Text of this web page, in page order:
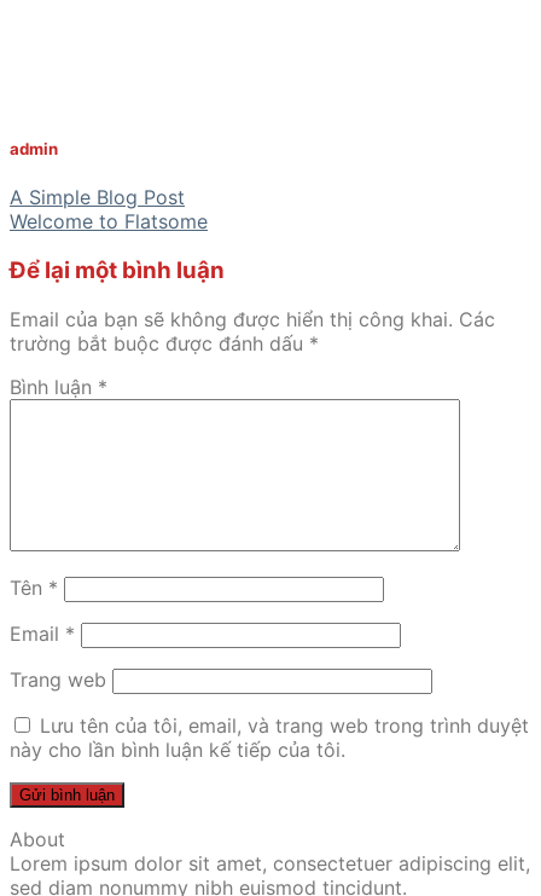
admin
A Simple Blog Post
Welcome to Flatsome
Để lại một bình luận
Email của bạn sẽ không được hiển thị công khai. Các
trường bắt buộc được đánh dấu *
Bình luận *
Tên *
Email *
Trang web
Lưu tên của tôi, email, và trang web trong trình duyệt
này cho lần bình luận kế tiếp của tôi.
About
Lorem ipsum dolor sit amet, consectetuer adipiscing elit,
sed diam nonummy nibh euismod tincidunt.